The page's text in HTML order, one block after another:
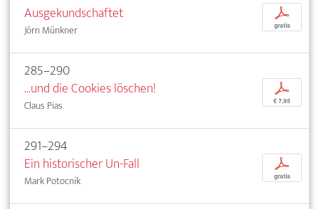
Ausgekundschaftet
Jörn Münkner
p
gratis
285–290
...und die Cookies löschen!
Claus Pias
p
€ 7,95
291–294
Ein historischer Un-Fall
Mark Potocnik
p
gratis